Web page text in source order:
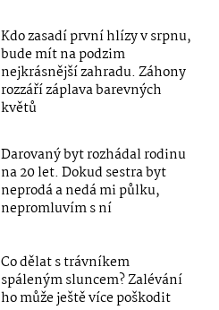
Kdo zasadí první hlízy v srpnu,
bude mít na podzim
nejkrásnější zahradu. Záhony
rozzáří záplava barevných
květů
Darovaný byt rozhádal rodinu
na 20 let. Dokud sestra byt
neprodá a nedá mi půlku,
nepromluvím s ní
Co dělat s trávníkem
spáleným sluncem? Zalévání
ho může ještě více poškodit